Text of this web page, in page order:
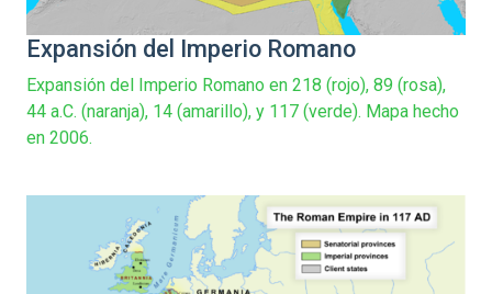
Expansión del Imperio Romano
Expansión del Imperio Romano en 218 (rojo), 89 (rosa),
44 a.C. (naranja), 14 (amarillo), y 117 (verde). Mapa hecho
en 2006.